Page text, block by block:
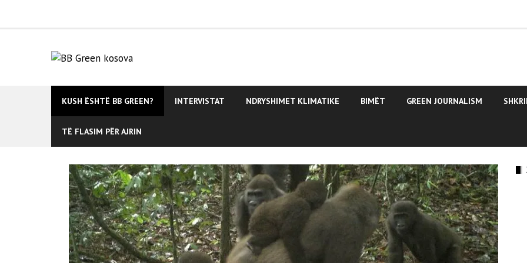
KUSH ËSHTË BB GREEN? INTERVISTAT NDRYSHIMET KLIMATIKE BIMËT GREEN JOURNALISM
TË FLASIM PËR AJRIN